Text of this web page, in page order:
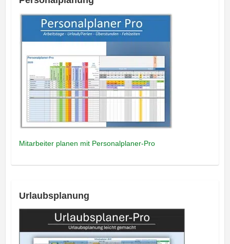
Mitarbeiter planen mit Personalplaner-Pro
Urlaubsplanung